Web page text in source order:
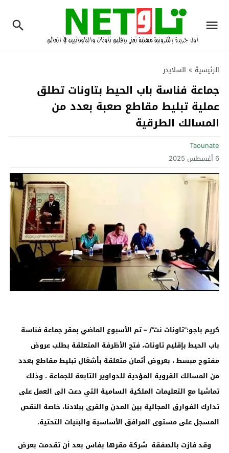
الرئيسية » السلايدر
جماعة فناسة باب الحيط بتاونات تطلق
عملية تبليط مقاطع صعبة بعدد من
المسالك الطرقية
Taounate
6 أغسطس 2025
كريم باجو:”تاونات نت”/ – تم الأسبوع الماضي بمقر جماعة فناسة
باب الحيط بإقليم تاونات، فتح الأظرفة المتعلقة بطلب عروض
مفتوح مبسط ، بعروض أثمان متعلقة بأشغال تبليط مقاطع بعدد
من المسالك القروية المؤدية للدواوير التابعة للجماعة ، وذلك
تماشيا مع التعليمات الملكية السامية التي دعت الى العمل على
تدارك الفوارق المجالية بين المدن والقرى ببلادنا، خاصة النقص
المسجل على مستوى المرافق الأساسية والبنيات التحتية.
وقد فازت بالصفقة شركة مقرها بفاس بعد أن تقدمت بعرض